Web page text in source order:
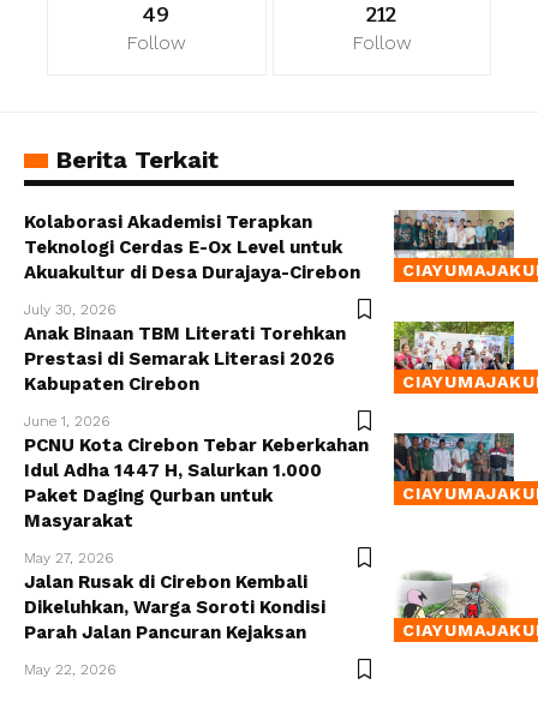
49
Follow
212
Follow
Berita Terkait
Kolaborasi Akademisi Terapkan
Teknologi Cerdas E-Ox Level untuk
Akuakultur di Desa Durajaya-Cirebon
July 30, 2026
Anak Binaan TBM Literati Torehkan
Prestasi di Semarak Literasi 2026
Kabupaten Cirebon
June 1, 2026
PCNU Kota Cirebon Tebar Keberkahan
Idul Adha 1447 H, Salurkan 1.000
Paket Daging Qurban untuk
Masyarakat
May 27, 2026
Jalan Rusak di Cirebon Kembali
Dikeluhkan, Warga Soroti Kondisi
Parah Jalan Pancuran Kejaksan
May 22, 2026